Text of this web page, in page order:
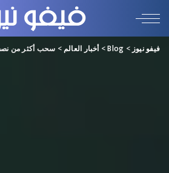
فيفو نيوز >
Blog
> أخبار العالم > سحب أكثر من نصف كمية